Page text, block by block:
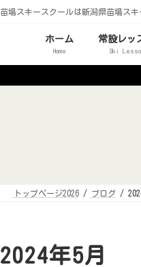
苗場スキースクールは新潟県苗場ス
ホーム
Home
常設レッ
Ski
トップページ2026 ブログ
2024年5月